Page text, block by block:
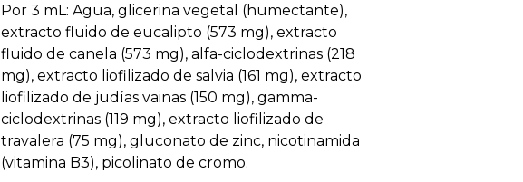
Por 3 mL: Agua, glicerina vegetal (humectante),
extracto fluido de eucalipto (573 mg), extracto
fluido de canela (573 mg), alfa-ciclodextrinas (218
mg), extracto liofilizado de salvia (161 mg), extracto
liofilizado de judías vainas (150 mg), gamma-
ciclodextrinas (119 mg), extracto liofilizado de
travalera (75 mg), gluconato de zinc, nicotinamida
(vitamina B3), picolinato de cromo.